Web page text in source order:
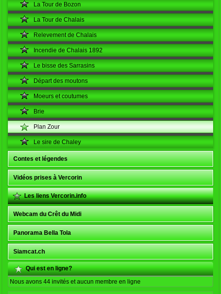
La Tour de Bozon
La Tour de Chalais
Relevement de Chalais
Incendie de Chalais 1892
Le bisse des Sarrasins
Départ des moutons
Moeurs et coutumes
Brie
Plan Zour
Le sire de Chaley
Contes et légendes
Vidéos prises à Vercorin
Les liens Vercorin.info
Webcam du Crêt du Midi
Panorama Bella Tola
Siamcat.ch
Qui est en ligne?
Nous avons 44 invités et aucun membre en ligne